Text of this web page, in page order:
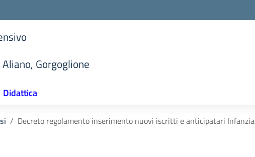
Gorgoglione
Didattica
Decreto regolamento inserimento nuovi iscritti e anticipatari Infanzia